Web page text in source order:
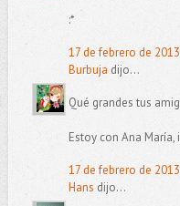
:*
17 de febrero de
Burbuja dijo...
Qué grandes tus
Estoy con Ana María,
17 de febrero de
Hans dijo...